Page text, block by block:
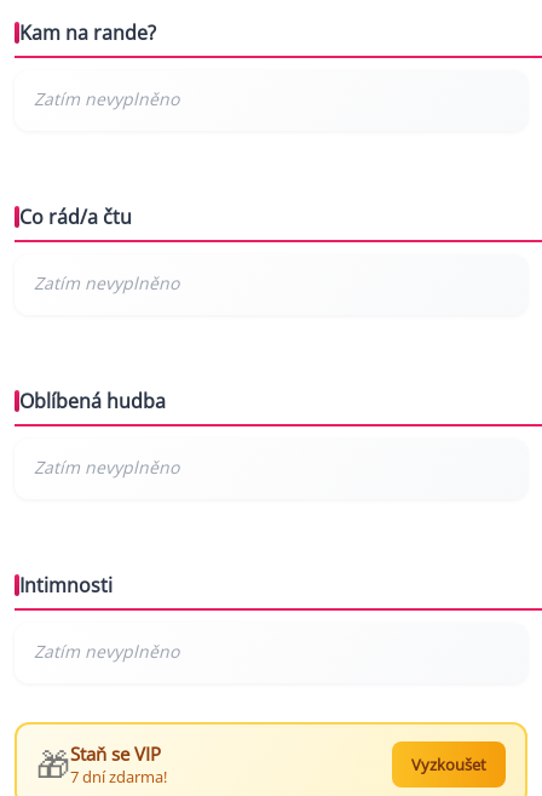
Kam na rande?
Co rád/a čtu
Oblíbená hudba
Intimnosti
🎁Staň se VIP
7 dní zdarma!
Vyzkoušet